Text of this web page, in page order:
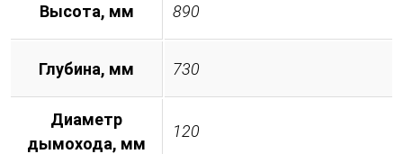
Высота, мм 890
Глубина, мм 730
Диаметр
дымохода, мм
120